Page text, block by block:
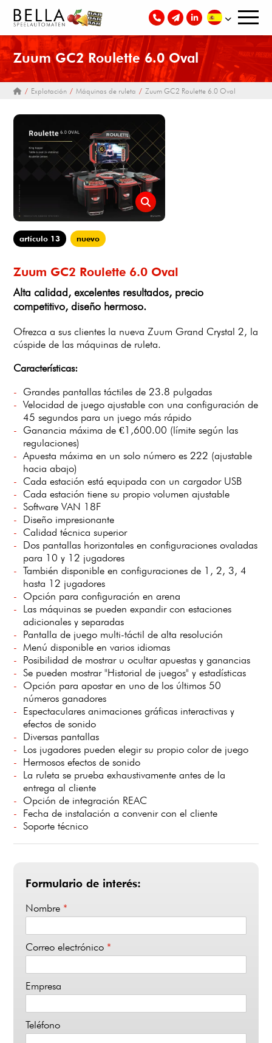
Zuum GC2 Roulette 6.0 Oval
Explotación Máquinas de ruleta Zuum GC2 Roulette 6.0 Oval
Zuum GC2 Roulette 6.0 Oval
Alta calidad, excelentes resultados, precio
competitivo, diseño hermoso.
Ofrezca a sus clientes la nueva Zuum Grand Crystal 2, la
cúspide de las máquinas de ruleta.
Características:
Grandes pantallas táctiles de 23.8 pulgadas
Velocidad de juego ajustable con una configuración de
45 segundos para un juego más rápido
Ganancia máxima de €1,600.00 (límite según las
regulaciones)
Apuesta máxima en un solo número es 222 (ajustable
hacia abajo)
Cada estación está equipada con un cargador USB
Cada estación tiene su propio volumen ajustable
Software VAN 18F
Diseño impresionante
Calidad técnica superior
Dos pantallas horizontales en configuraciones ovaladas
para 10 y 12 jugadores
También disponible en configuraciones de 1, 2, 3, 4
hasta 12 jugadores
Opción para configuración en arena
Las máquinas se pueden expandir con estaciones
adicionales y separadas
Pantalla de juego multi-táctil de alta resolución
Menú disponible en varios idiomas
Posibilidad de mostrar u ocultar apuestas y ganancias
Se pueden mostrar "Historial de juegos" y estadísticas
Opción para apostar en uno de los últimos 50
números ganadores
Espectaculares animaciones gráficas interactivas y
efectos de sonido
Diversas pantallas
Los jugadores pueden elegir su propio color de juego
Hermosos efectos de sonido
La ruleta se prueba exhaustivamente antes de la
entrega al cliente
Opción de integración REAC
Fecha de instalación a convenir con el cliente
Soporte técnico
Formulario de interés:
Nombre *
Correo electrónico *
Empresa
Teléfono
artículo 13 nuevo